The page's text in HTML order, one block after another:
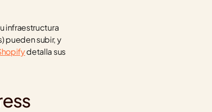
infraestructura
pueden subir, y
detalla sus